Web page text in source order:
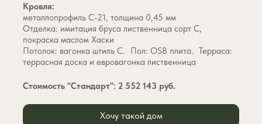
Стоимость "Стандарт": 2 552 143 руб.
Кровля:
металлопрофиль С-21, толщина 0,45 мм
Отделка: имитация бруса лиственница сорт С,
покраска маслом Хаски
Потолок: вагонка штиль С. Пол: OSB плита. Терраса:
террасная доска и евровагонка лиственница
Хочу такой дом